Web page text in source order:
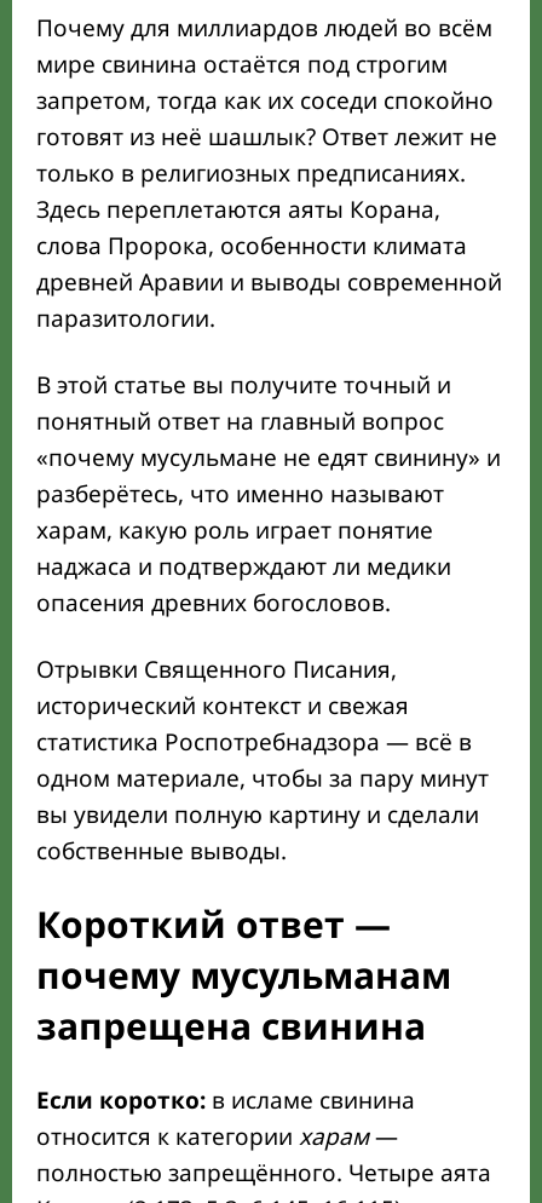
Что Коран и хадисы говорят о запрете
свинины
История и культура: как сложился запрет
на свинину
Халяль, харам и наджаса: краткий
глоссарий
Что говорит наука о свинине сегодня
Свинина в трёх религиях: ислам, иудаизм,
Мифы и популярные вопросы о запрете
свинины
Практика 2026: как в России избегать
свинины
Главное: уважение к традициям и
осознанный выбор
Почему для миллиардов людей во всём
мире свинина остаётся под строгим
запретом, тогда как их соседи спокойно
готовят из неё шашлык? Ответ лежит не
только в религиозных предписаниях.
Здесь переплетаются аяты Корана,
слова Пророка, особенности климата
древней Аравии и выводы современной
паразитологии.
В этой статье вы получите точный и
понятный ответ на главный вопрос
«почему мусульмане не едят свинину» и
разберётесь, что именно называют
харам, какую роль играет понятие
наджаса и подтверждают ли медики
опасения древних богословов.
Отрывки Священного Писания,
исторический контекст и свежая
статистика Роспотребнадзора — всё в
одном материале, чтобы за пару минут
вы увидели полную картину и сделали
собственные выводы.
Короткий ответ —
почему мусульманам
запрещена свинина
Если коротко: в исламе свинина
относится к категории харам—
полностью запрещённого. Четыре аята